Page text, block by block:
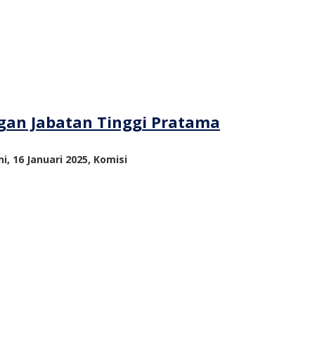
Jabatan Tinggi Pratama
Januari 2025, Komisi